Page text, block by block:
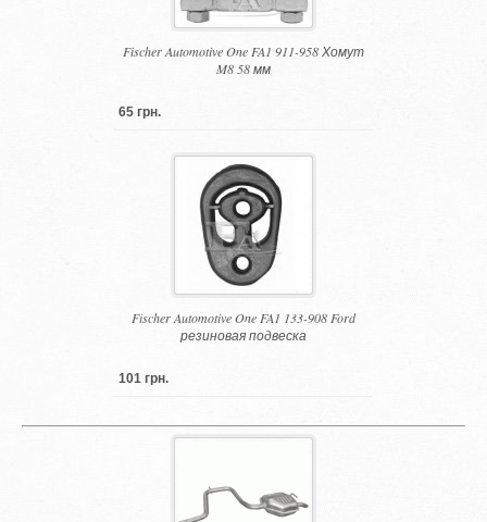
Fischer Automotive One FA1 911-958 Хомут
M8 58 мм
65 грн.
Fischer Automotive One FA1 133-908 Ford
резиновая подвеска
101 грн.